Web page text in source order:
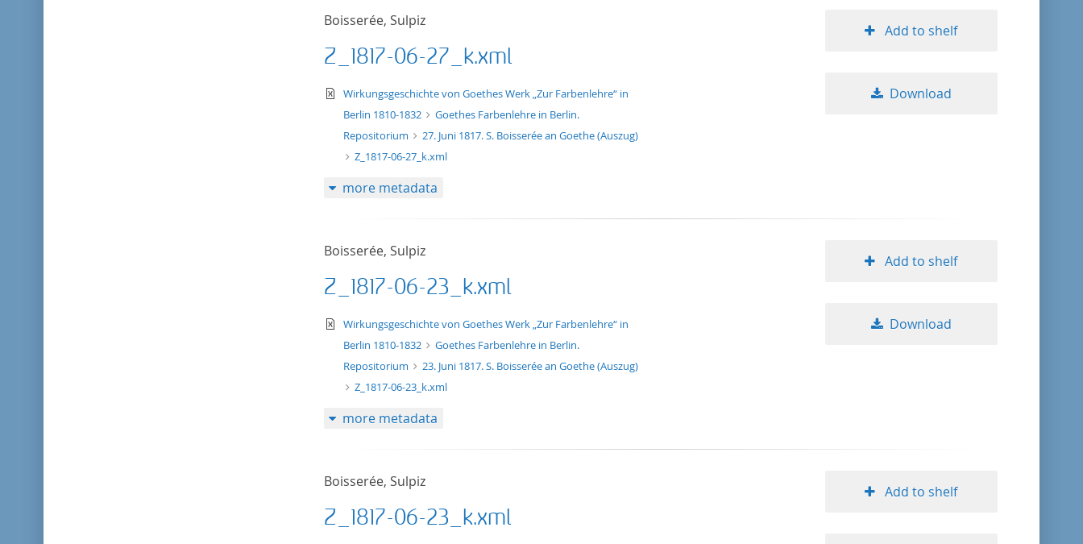
Boisserée, Sulpiz
Z_1817-06-27_k.xml
text/xml
Wirkungsgeschichte von Goethes Werk „Zur Farbenlehre“ in
Berlin 1810-1832
Goethes Farbenlehre in Berlin.
Repositorium
27. Juni 1817. S. Boisserée an Goethe (Auszug)
Z_1817-06-27_k.xml
Add to shelf
Download
more metadata
Boisserée, Sulpiz
Z_1817-06-23_k.xml
text/xml
Wirkungsgeschichte von Goethes Werk „Zur Farbenlehre“ in
Berlin 1810-1832
Goethes Farbenlehre in Berlin.
Repositorium
23. Juni 1817. S. Boisserée an Goethe (Auszug)
Z_1817-06-23_k.xml
Add to shelf
Download
more metadata
Boisserée, Sulpiz
Z_1817-06-23_k.xml
Add to shelf